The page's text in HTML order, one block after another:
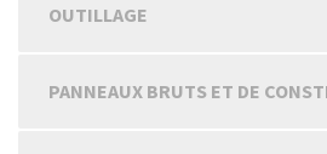
OUTILLAGE
PANNEAUX BRUTS ET DE